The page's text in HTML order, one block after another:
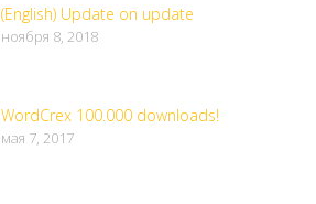
(English) Update on update
ноября 8, 2018
WordCrex 100.000 downloads!
мая 7, 2017